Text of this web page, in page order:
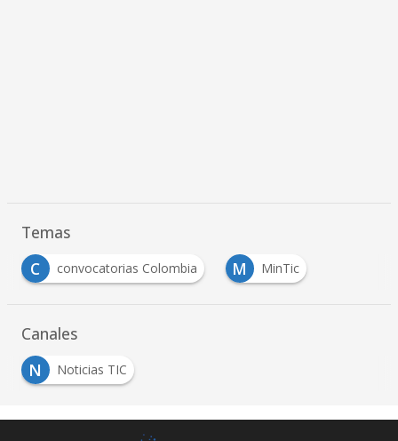
Temas
C
convocatorias Colombia M MinTic
Canales
N
Noticias TIC